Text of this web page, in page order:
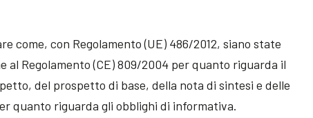
come, con Regolamento (UE) 486/2012, siano state
Regolamento (CE) 809/2004 per quanto riguarda il
del prospetto di base, della nota di sintesi e delle
quanto riguarda gli obblighi di informativa.